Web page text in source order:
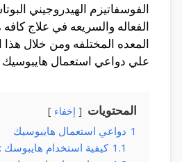
الفوسفاتيزم الهيدروجيني
الفعاله والسريعه في علاج
المعده المختلفه ومن خلال
علي دواعي استعمال هايبوسيك
المحتويات إخفاء
1 دواعي استعمال هايبوسيك
1.1 كيفية استخدام هايبوسك :